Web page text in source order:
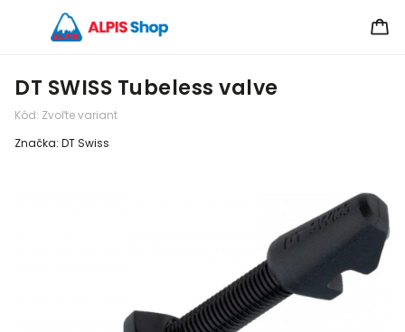
DT SWISS Tubeless valve
Kód: Zvoľte variant
Značka: DT Swiss